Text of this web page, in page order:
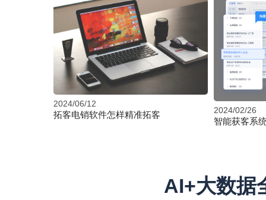
2024/06/12
拓客电销软件怎样精准拓客 2024/02/26
智能获客系
AI+大数据